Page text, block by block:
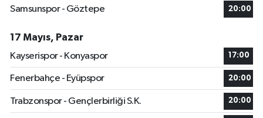
Samsunspor - Göztepe 20:00
17 Mayıs, Pazar
Kayserispor - Konyaspor
17:00
Fenerbahçe - Eyüpspor 20:00
Trabzonspor - Gençlerbirliği S.K. 20:00